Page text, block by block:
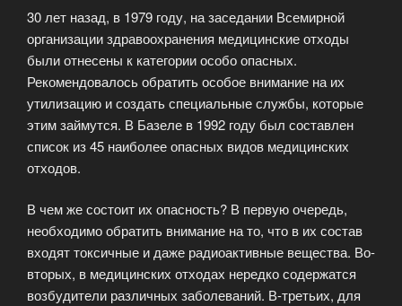
30 лет назад, в 1979 году, на заседании Всемирной
организации здравоохранения медицинские отходы
были отнесены к категории особо опасных.
Рекомендовалось обратить особое внимание на их
утилизацию и создать специальные службы, которые
этим займутся. В Базеле в 1992 году был составлен
список из 45 наиболее опасных видов медицинских
отходов.
В чем же состоит их опасность? В первую очередь,
необходимо обратить внимание на то, что в их состав
входят токсичные и даже радиоактивные вещества. Во-
вторых, в медицинских отходах нередко содержатся
возбудители различных заболеваний. В-третьих, для